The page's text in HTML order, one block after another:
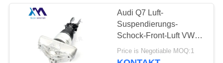
KONTAKTIERE
MERCEDES-
BENZluft-
Audi Q7 Luft-
Suspendierungs-
Schock-Front-Luft VW
Porsche stolziert
7L6616039D
Price is Negotiable MOQ:1